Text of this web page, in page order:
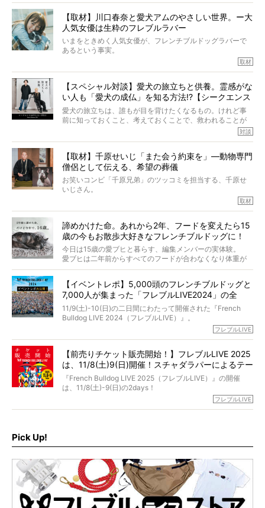
と思った。
カエピソードが次から次へと飛び出しました。
【取材】川口春奈と愛犬アムのやさしい世界。ー大
人気女優は生粋のフレブルラバー
いまをときめく人気女優が、フレンチブルドッグラバーで
あるという事実。
とりを目の当たりにするほどに、そのフレンチブルドッグ
愛がわたしたちのそれとまったく同じであることに、なん
だかうれしくなってしまったのでした。
春奈さんとアムちゃんのすてきな暮らしを、BUHI編集長の
小西がいつくしみながら、切り取らせていただきます。
取材
【スペシャル対談】愛犬の旅立ちと供養。霊感がな
い人も「愛犬の成仏」を知る方法!?【シークエンス
はやとも×PELI】
愛犬の旅立ちは、誰もが目を背けたくなるもの。けれど事
前に知っておくこと、考えておくことで、救われることが
力をもつお笑い芸人「シークエンスはやとも」さんに、愛
犬の旅立ちや供養についてインタビュー。
インタビュアー兼対談相手は、大の犬好きで心霊分野の知
識にも長けているPELIさん。
「愛犬が旅立ったあと、ベッドやおもちゃはどうすればい
くれる？」
さらには、霊感がない人でも愛犬が成仏したことを知る方
法まで。
お笑い芸人だからこそ暗くなりすぎない、むしろ心がスッ
と軽くなる。
永久保存版のスペシャル対談です！
対談
【取材】千原せいじ「また会う約束を」―動物専門
僧侶として伝える、希望の葬儀
お笑いコンビ「千原兄弟」のツッコミを担当する、千原せ
いじさん。
た。
僧侶としての名は「靖賢（せいけん）」。
当時54歳という年齢にして、なぜ動物専門僧侶という道を
選んだのか。
また、愛犬の旅立ちとどのように向き合うべきなのか。
た。
取材
諦めかけた命。あれから2年、フードを変えたら15
歳の今もお散歩大好きなフレンチブルドッグに！
今日は15歳の愛ブヒと暮らす、編集メンバーの実体験。
愛ブヒは二年前からすべてのフードが合わなくなり体重が
激減。検査をしても異常はなく「年齢のせいですね…」と言
もう諦めるしかないのかな…そんなとき、我が家に届いたの
が「THE fu-do(ザ・フード)」の試食品でした。
そして「THE fu-do(ザ・フード)」を食べつづけて二年、愛
ブヒは15歳になり、今も元気にお散歩をしています。
今回は、二年前の絶望から今までを包み隠さず、時系列で
【イベントレポ】5,000頭のフレンチブルドッグと
7,000人が集まった「フレブルLIVE2024」の全
貌！
11/9(土)-10(日)の二日間にわたって開催された『French
Bulldog LIVE 2024（フレブルLIVE）』。
今年はのべ5,000頭のフレンチブルドッグと7,000人のフレ
day1の司会はフレブルラバーのロッチさん。day2の音楽フ
ェスには世代ど真ん中のPUFFYが出演するなど、例年以上
に豪華なラインナップ。
北は北海道、南は鹿児島県から。全国のフレンチブルドッ
グが一堂に会した「フレブルLIVE2024」の模様を、詳しく
フレブルLIVE
【前売りチケット販売開始！】フレブルLIVE 2025
は、11/8(土)9(日)開催！スチャダラパーによるテー
マソング制作も決定
『French Bulldog LIVE 2025（フレブルLIVE）』の開催
は、11/8(土)-9(日)の2days！
お得な前売りチケット、いよいよ販売スタートです！
ど、内容盛りだくさんでお送りしていますので、最後まで
お見逃しなく！
フレブルLIVE
Pick Up!